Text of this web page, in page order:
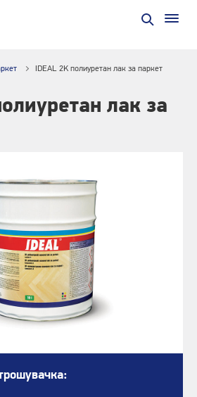
IDEAL 2K полиуретан лак за паркет
лак за